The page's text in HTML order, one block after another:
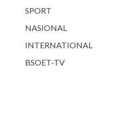
SPORT
NASIONAL
INTERNATIONAL
BSOET-TV